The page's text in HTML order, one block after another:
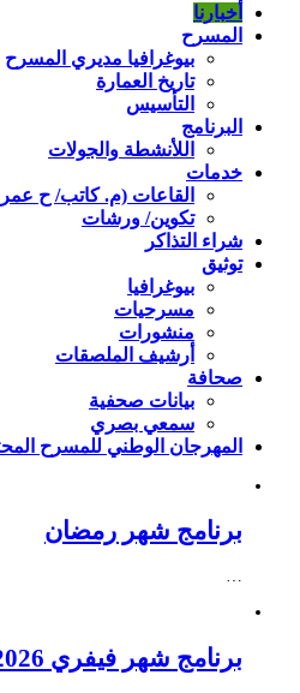
أخبارنا
المسرح
بيوغرافيا مديري المسرح
تاريخ العمارة
التأسيس
البرنامج
اللأنشطة والجولات
خدمات
القاعات (م. كاتب/ ح
تكوين/ ورشات
شراء التذاكر
توثيق
بيوغرافيا
مسرحيات
منشورات
أرشيف الملصقات
صحافة
بيانات صحفية
سمعي بصري
المهرجان الوطني للمسرح
برنامج شهر رمضان
…
برنامج شهر فيفري 2026